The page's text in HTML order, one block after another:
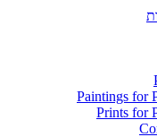
Paintings for
Prints for